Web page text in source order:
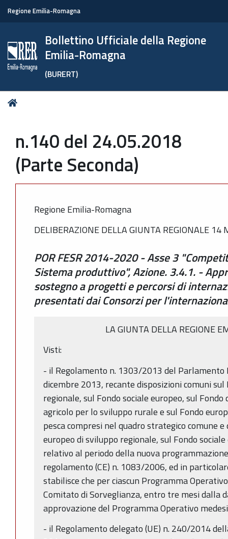
Regione Emilia-Romagna
Bollettino Ufficiale della Regione
Emilia-Romagna
(BURERT)
Tu
n.140 del 24.05.2018
(Parte Seconda)
Regione Emilia-Romagna
DELIBERAZIONE DELLA GIUNTA REGIONALE 14
POR FESR 2014-2020 - Asse 3
Sistema produttivo", Azione. 3.4.1. -
sostegno a progetti e percorsi di
presentati dai Consorzi per
LA GIUNTA DELLA REGIONE
Visti:
- il Regolamento n. 1303/2013 del Parlamento
dicembre 2013, recante disposizioni comuni
regionale, sul Fondo sociale europeo, sul Fondo
agricolo per lo sviluppo rurale e sul Fondo
pesca compresi nel quadro strategico comune
europeo di sviluppo regionale, sul Fondo
relativo al periodo della nuova
regolamento (CE) n. 1083/2006, ed in
stabilisce che per ciascun Programma
Comitato di Sorveglianza, entro tre mesi dalla
approvazione del Programma Operativo
- il Regolamento delegato (UE) n. 240/2014